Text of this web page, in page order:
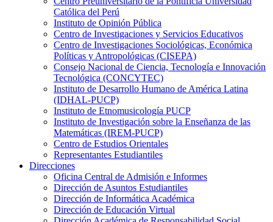
Católica del Perú
Instituto de Opinión Pública
Centro de Investigaciones y Servicios Educativos
Centro de Investigaciones Sociológicas, Económica
Políticas y Antropológicas (CISEPA)
Consejo Nacional de Ciencia, Tecnología e Innovación
Tecnológica (CONCYTEC)
Instituto de Desarrollo Humano de América Latina
(IDHAL-PUCP)
Instituto de Etnomusicología PUCP
Instituto de Investigación sobre la Enseñanza de las
Matemáticas (IREM-PUCP)
Centro de Estudios Orientales
Representantes Estudiantiles
Direcciones
Oficina Central de Admisión e Informes
Dirección de Asuntos Estudiantiles
Dirección de Informática Académica
Dirección de Educación Virtual